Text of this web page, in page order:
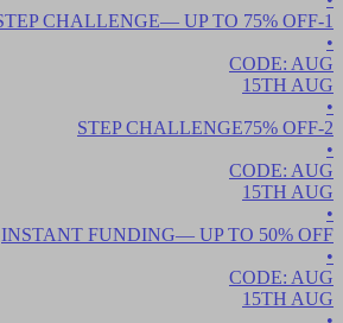
1-STEP CHALLENGE
— UP TO 75% OFF
•
CODE: AUG
15TH AUG
•
2-STEP CHALLENGE
75% OFF
•
CODE: AUG
15TH AUG
•
INSTANT FUNDING— UP TO 50% OFF
•
CODE: AUG
15TH AUG